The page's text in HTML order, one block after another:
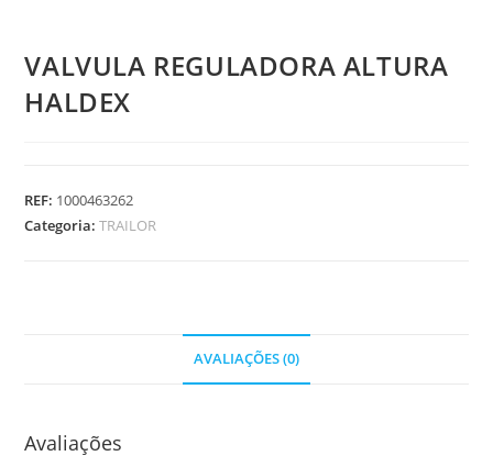
VALVULA REGULADORA ALTURA
HALDEX
REF: 1000463262
Categoria:TRAILOR
AVALIAÇÕES (0)
Avaliações